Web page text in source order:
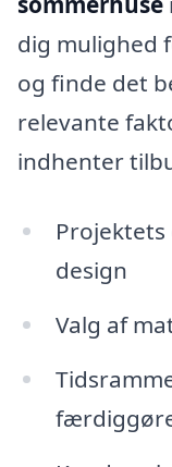
dig mulighed
og finde det
relevante
indhenter
design
Valg af